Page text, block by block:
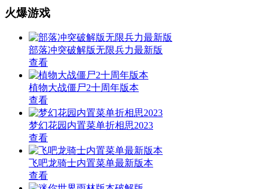
火爆游戏
部落冲突破解版无限兵力最新版
查看
植物大战僵尸2十周年版本
查看
梦幻花园内置菜单折相思2023
查看
飞吧龙骑士内置菜单最新版本
查看